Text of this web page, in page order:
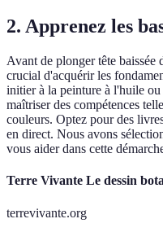
2. Apprenez les
Avant de plonger tête baissée
crucial d'acquérir les
initier à la peinture à l'huile
maîtriser des compétences
couleurs. Optez pour des
en direct. Nous avons
vous aider dans cette
Terre Vivante Le dessin
terrevivante.org